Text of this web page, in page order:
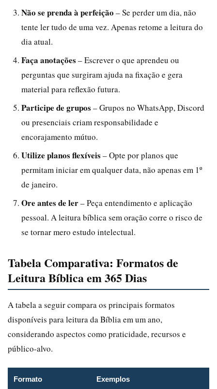
Não se prenda à perfeição – Se perder um dia, não
tente ler tudo de uma vez. Apenas retome a leitura do
dia atual.
Faça anotações – Escrever o que aprendeu ou
perguntas que surgiram ajuda na fixação e gera
material para reflexão futura.
Participe de grupos – Grupos no WhatsApp, Discord
ou presenciais criam responsabilidade e
encorajamento mútuo.
Utilize planos flexíveis – Opte por planos que
permitam iniciar em qualquer data, não apenas em 1º
de janeiro.
Ore antes de ler– Peça entendimento e aplicação
pessoal. A leitura bíblica sem oração corre o risco de
se tornar mero estudo intelectual.
Tabela Comparativa: Formatos de
Leitura Bíblica em 365 Dias
A tabela a seguir compara os principais formatos
disponíveis para leitura da Bíblia em um ano,
considerando aspectos como praticidade, recursos e
público-alvo.
Formato Exemplos